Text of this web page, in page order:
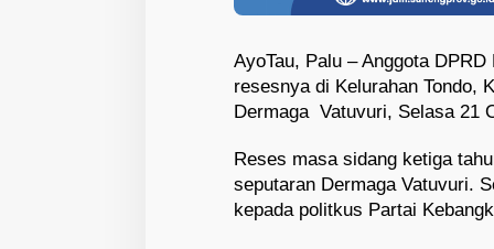
AyoTau, Palu – Anggota
resesnya di Kelurahan Tondo,
Dermaga Vatuvuri, Selasa 21
Reses masa sidang ketiga
seputaran Dermaga Vatuvuri.
kepada politkus Partai